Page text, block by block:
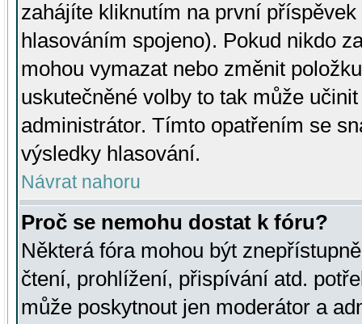
zahájíte kliknutím na první
hlasováním spojeno). Pokud nikdo
mohou vymazat nebo změnit
uskutečněné volby to tak může
administrátor. Tímto opatřením se
výsledky hlasování.
Návrat nahoru
Proč se nemohu dostat k fóru?
Některá fóra mohou být
čtení, prohlížení, přispívání atd.
může poskytnout jen moderátor a